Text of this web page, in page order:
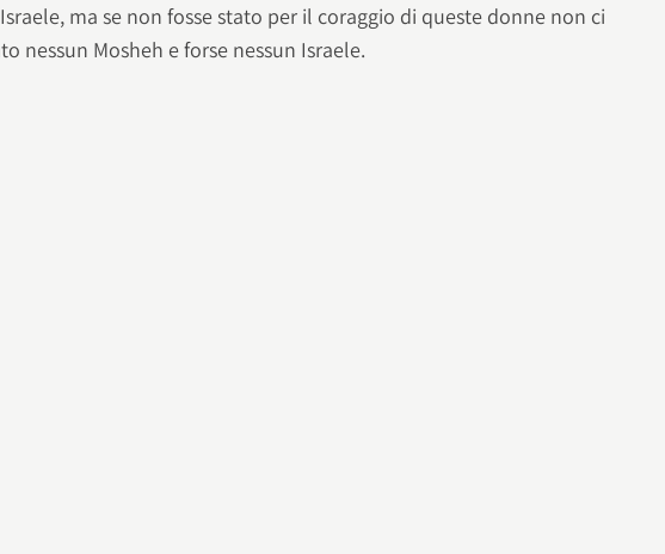
ma se non fosse stato per il coraggio di queste donne non ci
nessun Mosheh e forse nessun Israele.